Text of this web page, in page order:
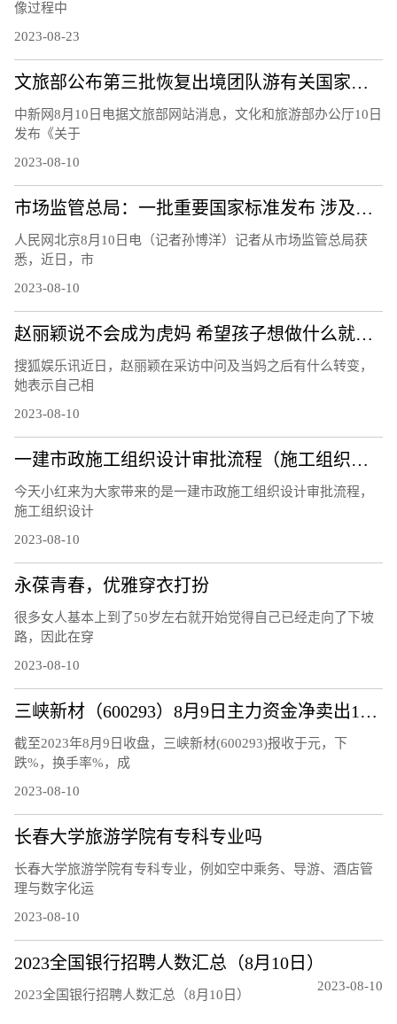
像过程中
2023-08-23
文旅部公布第三批恢复出境团队游有关国家和地区名单
中新网8月10日电据文旅部网站消息，文化和旅游部办公厅10日
发布《关于
2023-08-10
市场监管总局：一批重要国家标准发布 涉及暑期活动、家居生活等领域
人民网北京8月10日电（记者孙博洋）记者从市场监管总局获
悉，近日，市
2023-08-10
赵丽颖说不会成为虎妈 希望孩子想做什么就做什么
搜狐娱乐讯近日，赵丽颖在采访中问及当妈之后有什么转变，
她表示自己相
2023-08-10
一建市政施工组织设计审批流程（施工组织设计审批流程）
今天小红来为大家带来的是一建市政施工组织设计审批流程，
施工组织设计
2023-08-10
永葆青春，优雅穿衣打扮
很多女人基本上到了50岁左右就开始觉得自己已经走向了下坡
路，因此在穿
2023-08-10
三峡新材（600293）8月9日主力资金净卖出120.48万元
截至2023年8月9日收盘，三峡新材(600293)报收于元，下
跌%，换手率%，成
2023-08-10
长春大学旅游学院有专科专业吗
长春大学旅游学院有专科专业，例如空中乘务、导游、酒店管
理与数字化运
2023-08-10
2023全国银行招聘人数汇总（8月10日）
2023全国银行招聘人数汇总（8月10日）
2023-08-10